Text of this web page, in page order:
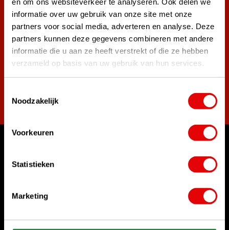
informatie over uw gebruik van onze site met onze
partners voor social media, adverteren en analyse. Deze
partners kunnen deze gegevens combineren met andere
informatie die u aan ze heeft verstrekt of die ze hebben
verzameld op basis van uw gebruik van hun services.
Noodzakelijk
Voorkeuren
Statistieken
Marketing
aangemeld.
Word ook lid van de nieuwsbrief en mis nooit meer de beste
golf aanbiedingen!